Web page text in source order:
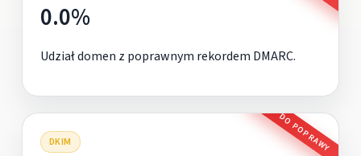
0.0%
Udział domen z poprawnym rekordem DMARC.
DKIM DO POPRAWY